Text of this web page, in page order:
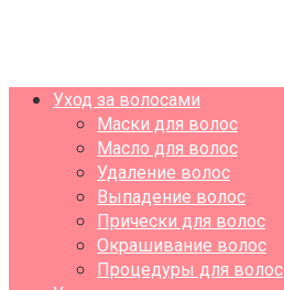
Уход за волосами
Маски для волос
Масло для волос
Удаление волос
Выпадение волос
Прически для волос
Окрашивание волос
Процедуры для волос